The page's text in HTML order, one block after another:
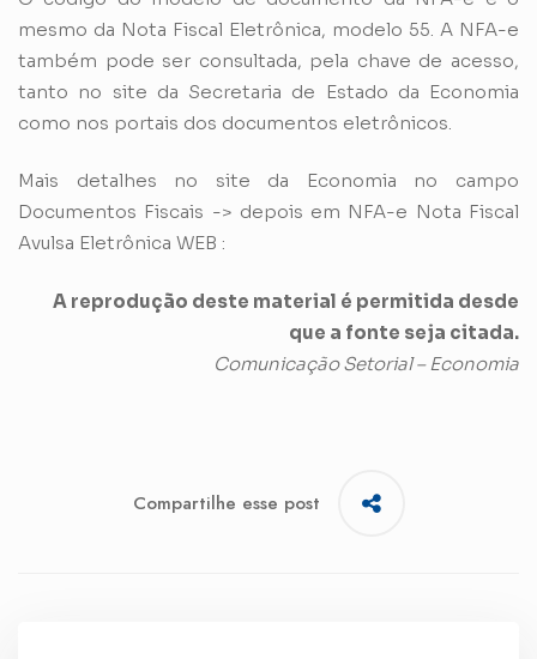
mesmo da Nota Fiscal Eletrônica, modelo 55. A NFA-e
também pode ser consultada, pela chave de acesso,
tanto no site da Secretaria de Estado da Economia
como nos portais dos documentos eletrônicos.
Mais detalhes no site da Economia no campo
Documentos Fiscais -> depois em NFA-e Nota Fiscal
Avulsa Eletrônica WEB :
A reprodução deste material é permitida desde
que a fonte seja citada.
Comunicação Setorial – Economia
Compartilhe esse post